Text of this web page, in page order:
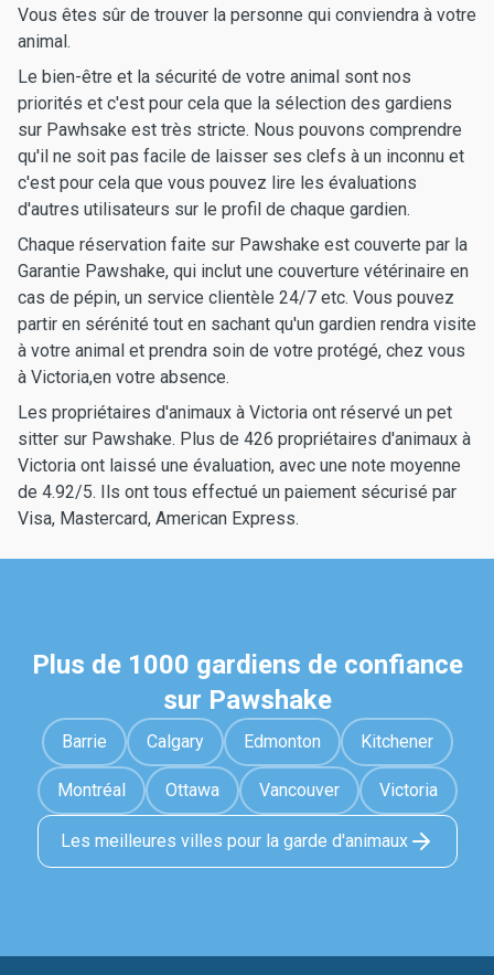
Vous êtes sûr de trouver la personne qui conviendra à votre
animal.
Le bien-être et la sécurité de votre animal sont nos
priorités et c'est pour cela que la sélection des gardiens
sur Pawhsake est très stricte. Nous pouvons comprendre
qu'il ne soit pas facile de laisser ses clefs à un inconnu et
c'est pour cela que vous pouvez lire les évaluations
d'autres utilisateurs sur le profil de chaque gardien.
Chaque réservation faite sur Pawshake est couverte par la
Garantie Pawshake, qui inclut une couverture vétérinaire en
cas de pépin, un service clientèle 24/7 etc. Vous pouvez
partir en sérénité tout en sachant qu'un gardien rendra visite
à votre animal et prendra soin de votre protégé, chez vous
à Victoria,en votre absence.
Les propriétaires d'animaux à Victoria ont réservé un pet
sitter sur Pawshake. Plus de 426 propriétaires d'animaux à
Victoria ont laissé une évaluation, avec une note moyenne
de 4.92/5. Ils ont tous effectué un paiement sécurisé par
Visa, Mastercard, American Express.
Plus de 1000 gardiens de confiance
sur Pawshake
Barrie Calgary Edmonton Kitchener
Montréal Ottawa Vancouver Victoria
Les meilleures villes pour la garde d'animaux